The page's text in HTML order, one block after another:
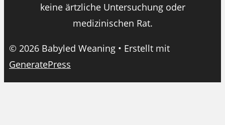
keine ärtzliche Untersuchung oder
medizinischen Rat.
© 2026 Babyled Weaning • Erstellt mit
GeneratePress